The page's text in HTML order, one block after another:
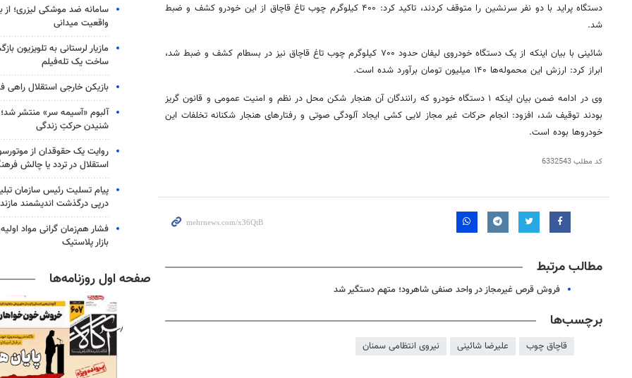
دستگاه پراید با دو نفر سرنشین را متوقف کردند، تاکید کرد: ۴۰۰ کیلوگرم چوب
تاغقاچاق از این خودرو کشف و ضبط
شد.
شائینیبا بیان اینکه از یک دستگاه خودروی لیفان حدود ۷۰۰ کیلوگرم چوب تاغقاچاق نیز در بسطام کشف و ضبط شد،
ابراز کرد: ارزش این محموله‌ها ۱۴۰ میلیون تومان برآورد شده است.
وی در ادامه ضمن بیان اینکه ۱ دستگاه خودرو که رانندگان آن هنجار شکن محل در نظم و امنیت عمومی و قانون گریز
بودند توقیف شد، افزود: انجام حرکات غیر مجاز لایی کشی ایجاد آلودگی صوتی و رفتارهای هنجار شکنانهتخلفات این
خودروها بوده است.
کد مطلب6332543
مطالب مرتبط
فروش قرص غیرمجاز در واحد صنفی شاهرود؛ متهم دستگیر شد
برچسب‌ها
قاچاق چوب علیرضا شائینی نیروی انتظامی سمنان
سامانه ضد موشکی لیزری؛ از
واقعیت میدانی
مازیار لرستانی به تلویزیون
ساخت یک تله‌فیلم
بازیکن خارجی استقلال راهی
آلبوم «آسیمه سر» منتشر
شنیدن حرکتِ زندگی
روایت یک حقوقدان از
استقلال در تردد یا چالش
پیام تسلیت رئیس سازمان
درپی درگذشت اندیشمند
فشار هم‌زمان گرانی مواد
بازار پلاستیک
صفحه اول روزنامه‌ها